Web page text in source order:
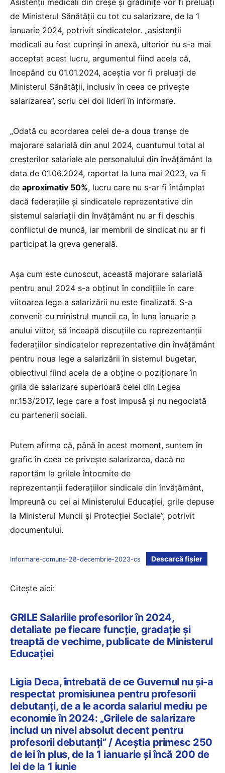
Asistenții medicali din creșe și grădinițe vor fi preluați
de Ministerul Sănătății cu tot cu salarizare, de la 1
ianuarie 2024, potrivit sindicatelor. „asistenții
medicali au fost cuprinși în anexă, ulterior nu s-a mai
acceptat acest lucru, argumentul fiind acela că,
începând cu 01.01.2024, aceștia vor fi preluați de
Ministerul Sănătății, inclusiv în ceea ce privește
salarizarea”, scriu cei doi lideri în informare.
„Odată cu acordarea celei de-a doua tranșe de
majorare salarială din anul 2024, cuantumul total al
creșterilor salariale ale personalului din învățământ la
data de 01.06.2024, raportat la luna mai 2023, va fi
de aproximativ 50%, lucru care nu s-ar fi întâmplat
dacă federațiile și sindicatele reprezentative din
sistemul salariații din învățământ nu ar fi deschis
conflictul de muncă, iar membrii de sindicat nu ar fi
participat la greva generală.
Așa cum este cunoscut, această majorare salarială
pentru anul 2024 s-a obținut în condițiile în care
viitoarea lege a salarizării nu este finalizată. S-a
convenit cu ministrul muncii ca, în luna ianuarie a
anului viitor, să înceapă discuțiile cu reprezentanții
federațiilor sindicatelor reprezentative din învățământ
pentru noua lege a salarizării în sistemul bugetar,
obiectivul fiind acela de a obține o poziționare în
grila de salarizare superioară celei din Legea
nr.153/2017, lege care a fost impusă și nu negociată
cu partenerii sociali.
Putem afirma că, până în acest moment, suntem în
grafic în ceea ce privește salarizarea, dacă ne
raportăm la grilele întocmite de
reprezentanții federațiilor sindicale din învățământ,
împreună cu cei ai Ministerului Educației, grile depuse
la Ministerul Muncii și Protecției Sociale”, potrivit
documentului.
Informare-comuna-28-decembrie-2023-cs Descarcă fișier
Citește aici:
GRILE Salariile profesorilor în 2024,
detaliate pe fiecare funcție, gradație și
treaptă de vechime, publicate de Ministerul
Educației
Ligia Deca, întrebată de ce Guvernul nu și-a
respectat promisiunea pentru profesorii
debutanți, de a le acorda salariul mediu pe
economie în 2024: „Grilele de salarizare
includ un nivel absolut decent pentru
profesorii debutanți” / Aceștia primesc 250
de lei în plus, de la 1 ianuarie și încă 200 de
lei de la 1 iunie